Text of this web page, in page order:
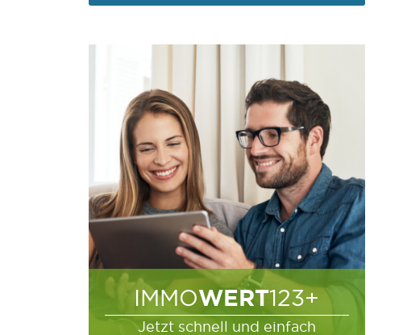
IMMOWERT123+
Jetzt schnell und einfach